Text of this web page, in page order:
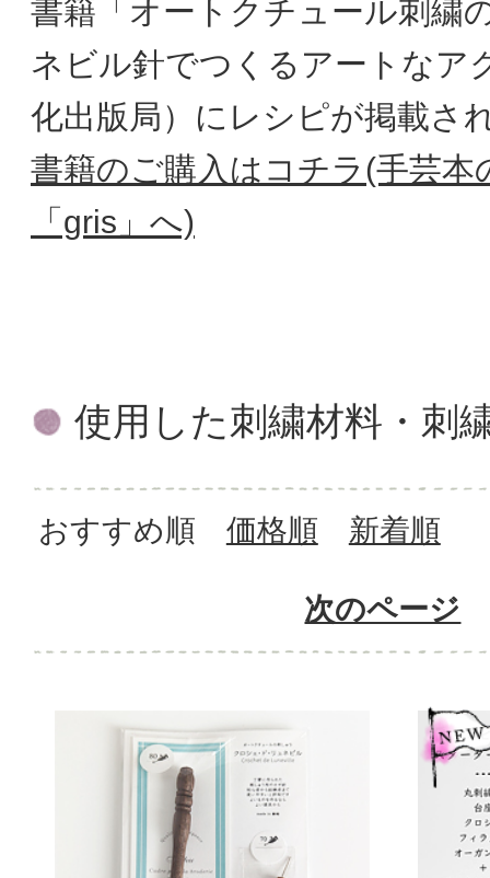
書籍「オートクチュール刺
ネビル針でつくるアートなア
化出版局）にレシピが掲載
書籍のご購入はコチラ(手芸本
「gris」へ)
使用した刺繍材料・刺
おすすめ順 価格順 新着順
次のページ